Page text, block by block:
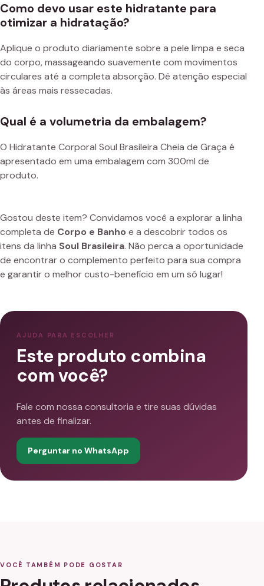
Como devo usar este hidratante para
otimizar a hidratação?
Aplique o produto diariamente sobre a pele limpa e seca
do corpo, massageando suavemente com movimentos
circulares até a completa absorção. Dê atenção especial
às áreas mais ressecadas.
Qual é a volumetria da embalagem?
O Hidratante Corporal Soul Brasileira Cheia de Graça é
apresentado em uma embalagem com 300ml de
produto.
Gostou deste item? Convidamos você a explorar a linha
completa de Corpo e Banho e a descobrir todos os
itens da linha Soul Brasileira. Não perca a oportunidade
de encontrar o complemento perfeito para sua compra
e garantir o melhor custo-benefício em um só lugar!
AJUDA PARA ESCOLHER
Este produto combina
com você?
Fale com nossa consultoria e tire suas dúvidas
antes de finalizar.
Perguntar no WhatsApp
VOCÊ TAMBÉM PODE GOSTAR